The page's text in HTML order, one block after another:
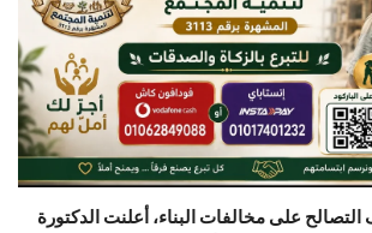
على مخالفات البناء، أعلنت الدكتورة